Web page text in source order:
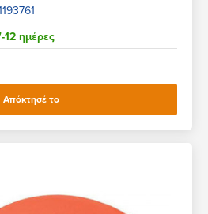
12 ημέρες
Απόκτησέ το